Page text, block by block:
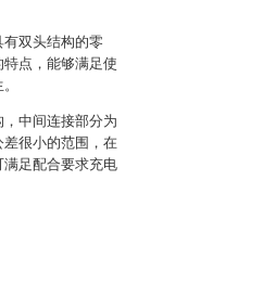
双头结构的零
点，能够满足使
中间连接部分为
很小的范围，在
足配合要求充电